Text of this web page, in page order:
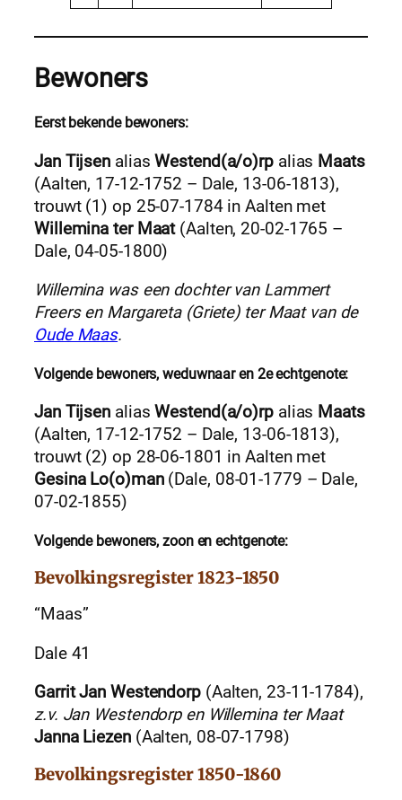
Bewoners
Eerst bekende bewoners:
Jan Tijsen aliasWestend(a/o)rpalias Maats
(Aalten, 17-12-1752 – Dale, 13-06-1813),
trouwt (1) op 25-07-1784 in Aalten met
Willemina ter Maat(Aalten, 20-02-1765 –
Dale, 04-05-1800)
Willemina was een dochter van Lammert
Freers en Margareta (Griete) ter Maat van de
Oude Maas.
Volgende bewoners, weduwnaar en 2e echtgenote:
Jan Tijsen aliasWestend(a/o)rpalias Maats
(Aalten, 17-12-1752 – Dale, 13-06-1813),
trouwt (2) op 28-06-1801 in Aalten met
Gesina Lo(o)man(Dale, 08-01-1779 – Dale,
07-02-1855)
Volgende bewoners, zoon en echtgenote:
Bevolkingsregister 1823-1850
“Maas”
Dale 41
Garrit Jan Westendorp(Aalten, 23-11-1784),
z.v. Jan Westendorp en Willemina ter Maat
Janna Liezen(Aalten, 08-07-1798)
Bevolkingsregister 1850-1860